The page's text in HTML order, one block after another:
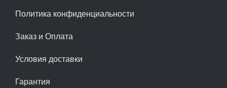
Политика конфиденциальности
Заказ и Оплата
Условия доставки
Гарантия